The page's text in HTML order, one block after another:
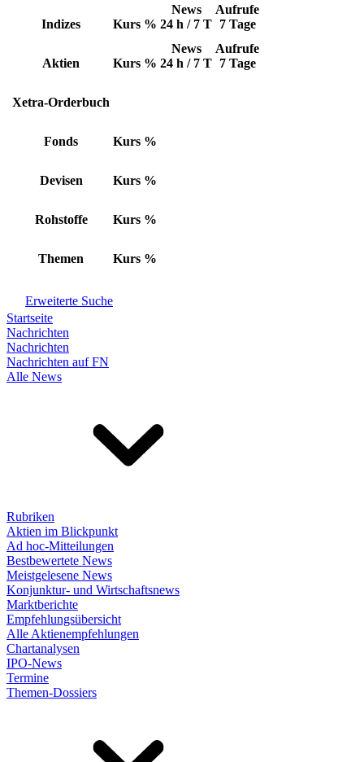
Indizes Kurs %
News
24 h / 7 T
Aufrufe
7 Tage
Aktien Kurs %
News
24 h / 7 T
Aufrufe
7 Tage
Xetra-Orderbuch
Fonds Kurs %
Devisen Kurs %
Rohstoffe Kurs %
Themen Kurs %
Erweiterte Suche
Startseite
Nachrichten
Nachrichten
Nachrichten auf FN
Alle News
Rubriken
Aktien im Blickpunkt
Ad hoc-Mitteilungen
Bestbewertete News
Meistgelesene News
Konjunktur- und Wirtschaftsnews
Marktberichte
Empfehlungsübersicht
Alle Aktienempfehlungen
Chartanalysen
IPO-News
Termine
Themen-Dossiers